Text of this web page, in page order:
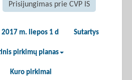
Prisijungimas prie CVP IS
2017 m. liepos 1 d Sutartys
pirkimų planas
Kuro pirkimai